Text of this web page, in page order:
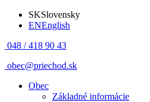
SKSlovensky
ENEnglish
048 / 418 90 43
obec@priechod.sk
Obec
Základné informácie